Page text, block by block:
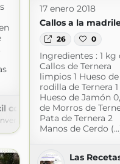
con Verenice
17 enero 2018
Callos a la
26 0
Ingredientes : 1 kg
Callos de Ternera
limpios 1 Hueso de
rodilla de Ternera 1
Hueso de Jamón
de Morros de
Pata de Ternera 2
Manos de Cerdo
Las